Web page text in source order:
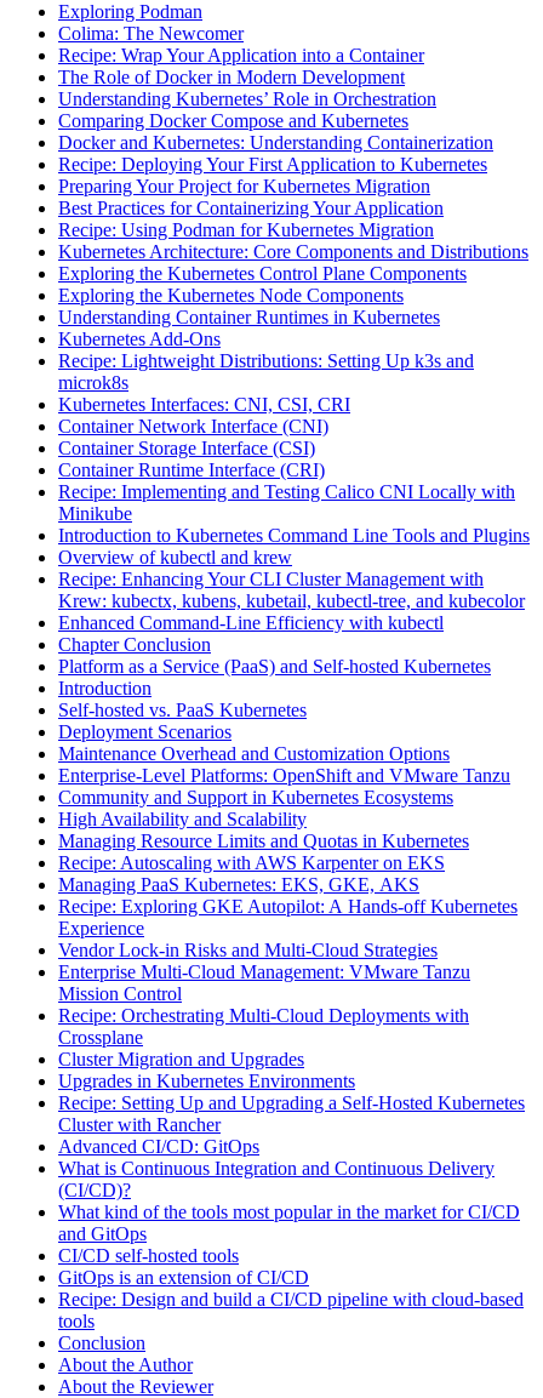
Exploring Podman
Colima: The Newcomer
Recipe: Wrap Your Application into a Container
The Role of Docker in Modern Development
Understanding Kubernetes’ Role in Orchestration
Comparing Docker Compose and Kubernetes
Docker and Kubernetes: Understanding Containerization
Recipe: Deploying Your First Application to Kubernetes
Preparing Your Project for Kubernetes Migration
Best Practices for Containerizing Your Application
Recipe: Using Podman for Kubernetes Migration
Kubernetes Architecture: Core Components and Distributions
Exploring the Kubernetes Control Plane Components
Exploring the Kubernetes Node Components
Understanding Container Runtimes in Kubernetes
Kubernetes Add-Ons
Recipe: Lightweight Distributions: Setting Up k3s and
microk8s
Kubernetes Interfaces: CNI, CSI, CRI
Container Network Interface (CNI)
Container Storage Interface (CSI)
Container Runtime Interface (CRI)
Recipe: Implementing and Testing Calico CNI Locally with
Minikube
Introduction to Kubernetes Command Line Tools and Plugins
Overview of kubectl and krew
Recipe: Enhancing Your CLI Cluster Management with
Krew: kubectx, kubens, kubetail, kubectl-tree, and kubecolor
Enhanced Command-Line Efficiency with kubectl
Chapter Conclusion
Platform as a Service (PaaS) and Self-hosted Kubernetes
Introduction
Self-hosted vs. PaaS Kubernetes
Deployment Scenarios
Maintenance Overhead and Customization Options
Enterprise-Level Platforms: OpenShift and VMware Tanzu
Community and Support in Kubernetes Ecosystems
High Availability and Scalability
Managing Resource Limits and Quotas in Kubernetes
Recipe: Autoscaling with AWS Karpenter on EKS
Managing PaaS Kubernetes: EKS, GKE, AKS
Recipe: Exploring GKE Autopilot: A Hands-off Kubernetes
Experience
Vendor Lock-in Risks and Multi-Cloud Strategies
Enterprise Multi-Cloud Management: VMware Tanzu
Mission Control
Recipe: Orchestrating Multi-Cloud Deployments with
Crossplane
Cluster Migration and Upgrades
Upgrades in Kubernetes Environments
Recipe: Setting Up and Upgrading a Self-Hosted Kubernetes
Cluster with Rancher
Advanced CI/CD: GitOps
What is Continuous Integration and Continuous Delivery
(CI/CD)?
What kind of the tools most popular in the market for CI/CD
and GitOps
CI/CD self-hosted tools
GitOps is an extension of CI/CD
Recipe: Design and build a CI/CD pipeline with cloud-based
tools
Conclusion
About the Author
About the Reviewer